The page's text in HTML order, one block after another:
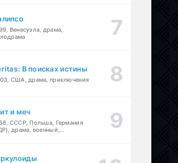
Венесуэла, драма,
В поисках истины
США, драма, приключения
и меч
СССР, Польша, Германия
драма, военный,